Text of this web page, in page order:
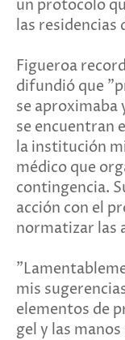
un protocolo
las residencias
Figueroa
difundió que
se aproximaba
se encuentran
la institución
médico que
contingencia.
acción con el
normatizar las
mis
elementos de
gel y las